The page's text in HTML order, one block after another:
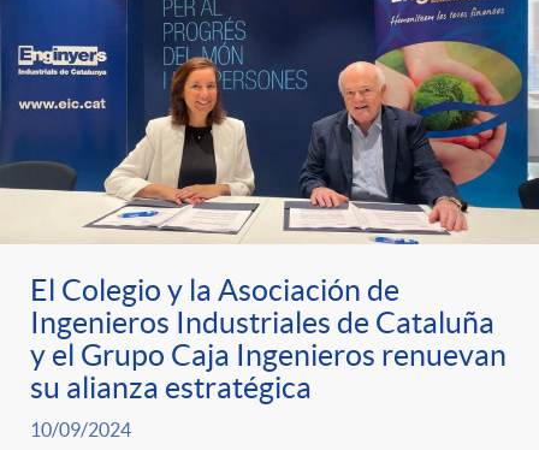
r
e
n
s
a
o
r
í
a
s
a
F
i
t
c
o
n
t
e
n
El Colegio y la Asociación de
Ingenieros Industriales de Cataluña
y el Grupo Caja Ingenieros renuevan
su alianza estratégica
10/09/2024